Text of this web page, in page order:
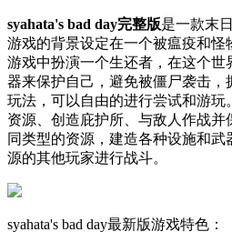
syahata's bad day完整版是一款末
游戏的背景设定在一个被瘟疫和怪
游戏中扮演一个生还者，在这个
器来保护自己，避免被僵尸袭击，
玩法，可以自由的进行尝试和游
资源、创造庇护所、与敌人作战
同类型的资源，建造各种设施和
源的其他玩家进行战斗。
syahata's bad day最新版游戏特色：